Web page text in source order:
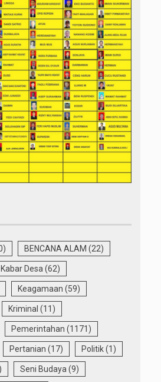
BENCANA ALAM (22)
Kabar Desa(62)
Keagamaan (59)
Kriminal (11)
Pemerintahan (1171)
Pertanian (17) Politik(1)
Seni Budaya(9)